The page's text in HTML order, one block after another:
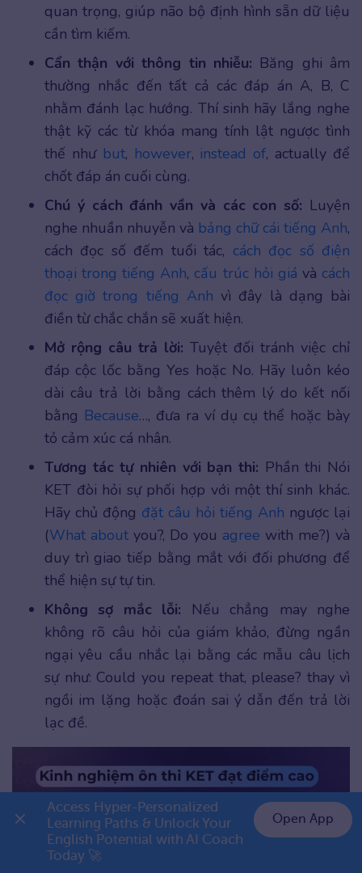
quan trọng, giúp não bộ định hình sẵn dữ liệu
cần tìm kiếm.
Cẩn thận với thông tin nhiễu: Băng ghi âm
thường nhắc đến tất cả các đáp án A, B, C
nhằm đánh lạc hướng. Thí sinh hãy lắng nghe
thật kỹ các từ khóa mang tính lật ngược tình
thế như but, however, instead of, actually để
chốt đáp án cuối cùng.
Chú ý cách đánh vần và các con số: Luyện
nghe nhuần nhuyễn và bảng chữ cái tiếng Anh,
cách đọc số đếm tuổi tác, cách đọc số điện
thoại trong tiếng Anh, cấu trúc hỏi giá và cách
đọc giờ trong tiếng Anh vì đây là dạng bài
điền từ chắc chắn sẽ xuất hiện.
Mở rộng câu trả lời: Tuyệt đối tránh việc chỉ
đáp cộc lốc bằng Yes hoặc No. Hãy luôn kéo
dài câu trả lời bằng cách thêm lý do kết nối
bằng Because…, đưa ra ví dụ cụ thể hoặc bày
tỏ cảm xúc cá nhân.
Tương tác tự nhiên với bạn thi: Phần thi Nói
KET đòi hỏi sự phối hợp với một thí sinh khác.
Hãy chủ động đặt câu hỏi tiếng Anh ngược lại
(What about you?, Do you agree with me?) và
duy trì giao tiếp bằng mắt với đối phương để
thể hiện sự tự tin.
Không sợ mắc lỗi: Nếu chẳng may nghe
không rõ câu hỏi của giám khảo, đừng ngần
ngại yêu cầu nhắc lại bằng các mẫu câu lịch
sự như: Could you repeat that, please? thay vì
ngồi im lặng hoặc đoán sai ý dẫn đến trả lời
lạc đề.
👉 Premium 1 năm chỉ 999K
Access Hyper-Personalized
Learning Paths & Unlock Your
English Potential with AI Coach
Today 🚀
Open App